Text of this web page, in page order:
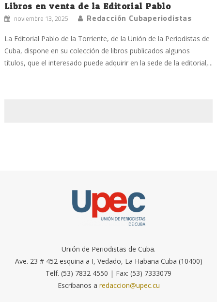
Libros en venta de la Editorial Pablo
noviembre 13, 2025 Redacción Cubaperiodistas
La Editorial Pablo de la Torriente, de la Unión de la Periodistas de
Cuba, dispone en su colección de libros publicados algunos
títulos, que el interesado puede adquirir en la sede de la editorial,...
Unión de Periodistas de Cuba.
Ave. 23 # 452 esquina a I, Vedado, La Habana Cuba (10400)
Telf. (53) 7832 4550 | Fax: (53) 7333079
Escríbanos a redaccion@upec.cu